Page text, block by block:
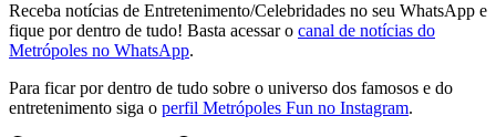
Receba notícias de Entretenimento/Celebridades no seu WhatsApp e
fique por dentro de tudo! Basta acessar o canal de notícias do
Metrópoles no WhatsApp.
Para ficar por dentro de tudo sobre o universo dos famosos e do
entretenimento siga o perfil Metrópoles Fun no Instagram.